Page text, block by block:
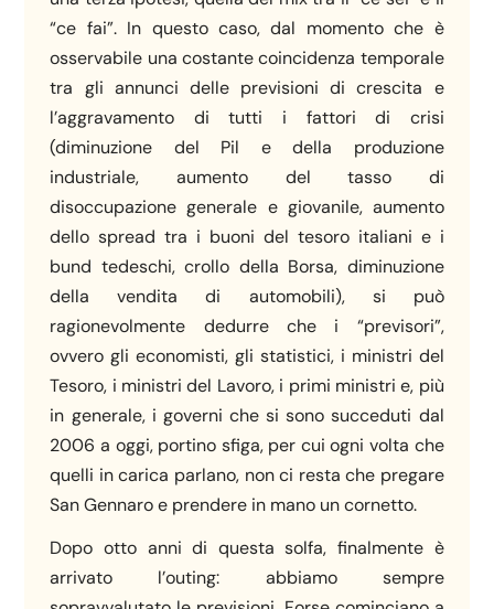
“ce fai”. In questo caso, dal momento che è
osservabile una costante coincidenza temporale
tra gli annunci delle previsioni di crescita e
l’aggravamento di tutti i fattori di crisi
(diminuzione del Pil e della produzione
industriale, aumento del tasso di
disoccupazione generale e giovanile, aumento
dello spread tra i buoni del tesoro italiani e i
bund tedeschi, crollo della Borsa, diminuzione
della vendita di automobili), si può
ragionevolmente dedurre che i “previsori”,
ovvero gli economisti, gli statistici, i ministri del
Tesoro, i ministri del Lavoro, i primi ministri e, più
in generale, i governi che si sono succeduti dal
2006 a oggi, portino sfiga, per cui ogni volta che
quelli in carica parlano, non ci resta che pregare
San Gennaro e prendere in mano un cornetto.
Dopo otto anni di questa solfa, finalmente è
arrivato l’outing: abbiamo sempre